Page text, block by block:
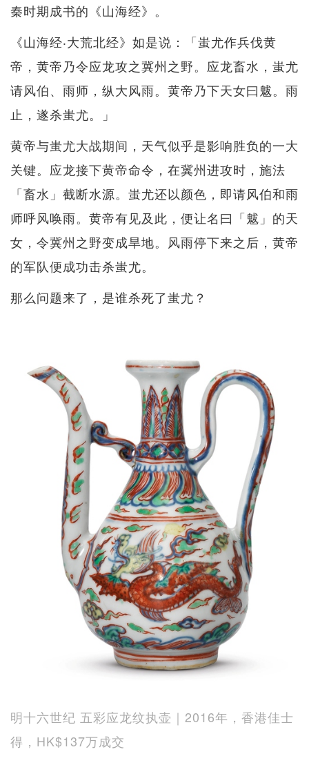
秦时期成书的《山海经》。
《山海经‧大荒北经》如是说：「蚩尤作兵伐黄
帝，黄帝乃令应龙攻之冀州之野。应龙畜水，蚩尤
请风伯、雨师，纵大风雨。黄帝乃下天女曰魃。雨
止，遂杀蚩尤。」
黄帝与蚩尤大战期间，天气似乎是影响胜负的一大
关键。应龙接下黄帝命令，在冀州进攻时，施法
「畜水」截断水源。蚩尤还以颜色，即请风伯和雨
师呼风唤雨。黄帝有见及此，便让名曰「魃」的天
女，令冀州之野变成旱地。风雨停下来之后，黄帝
的军队便成功击杀蚩尤。
那么问题来了，是谁杀死了蚩尤？
明十六世纪 五彩应龙纹执壶｜2016年，香港佳士
得，HK$137万成交